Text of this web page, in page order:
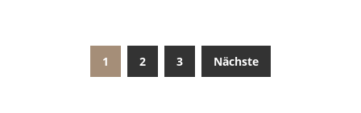
Beitragsnavigation
1 2 3 Nächste